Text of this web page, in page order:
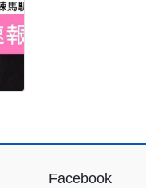
Facebook